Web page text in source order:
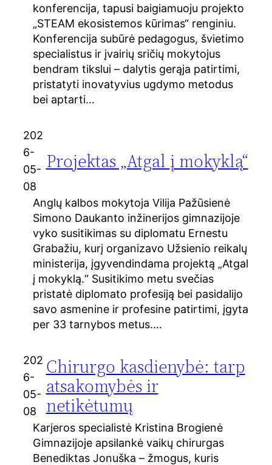
konferencija, tapusi baigiamuoju projekto
„STEAM ekosistemos kūrimas“ renginiu.
Konferencija subūrė pedagogus, švietimo
specialistus ir įvairių sričių mokytojus
bendram tikslui – dalytis gerąja patirtimi,
pristatyti inovatyvius ugdymo metodus
bei aptarti…
202
6-
05-
08
Projektas „Atgal į mokyklą“
Anglų kalbos mokytoja Vilija Pažūsienė
Simono Daukanto inžinerijos gimnazijoje
vyko susitikimas su diplomatu Ernestu
Grabažiu, kurį organizavo Užsienio reikalų
ministerija, įgyvendindama projektą „Atgal
į mokyklą.“ Susitikimo metu svečias
pristatė diplomato profesiją bei pasidalijo
savo asmenine ir profesine patirtimi, įgyta
per 33 tarnybos metus.…
202
6-
05-
08
Chirurgo kasdienybė: tarp
atsakomybės ir
netikėtumų
Karjeros specialistė Kristina Brogienė
Gimnazijoje apsilankė vaikų chirurgas
Benediktas Jonuška – žmogus, kuris